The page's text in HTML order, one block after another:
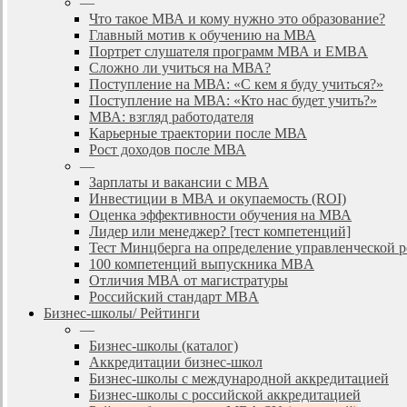
Что такое МВА и кому нужно это образование?
Главный мотив к обучению на МВА
Портрет слушателя программ МВА и EMBA
Сложно ли учиться на МВА?
Поступление на МВА: «С кем я буду учиться?»
Поступление на МВА: «Кто нас будет учить?»
МВА: взгляд работодателя
Карьерные траектории после МВА
Рост доходов после МВА
—
Зарплаты и вакансии с MBA
Инвестиции в МВА и окупаемость (ROI)
Оценка эффективности обучения на МВА
Лидер или менеджер? [тест компетенций]
Тест Минцберга на определение управленческой
100 компетенций выпускника MBA
Отличия МВА от магистратуры
Российский стандарт MBA
Бизнес-школы/ Рейтинги
—
Бизнес-школы (каталог)
Аккредитации бизнес-школ
Бизнес-школы с международной аккредитацией
Бизнес-школы с российской аккредитацией